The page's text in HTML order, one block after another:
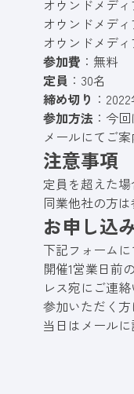
オウンドメデ
オウンドメデ
オウンドメデ
参加費 ：無料
定員 ：30名
締め切り ：
参加方法 ：今
メールにてご案
注意事項
定員を超えた場
同業他社の方
お申し込
下記フォーム
開催1営業日前
レス宛にご連絡
参加いただく
当日はメール